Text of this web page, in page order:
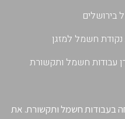
בירושלים
נקודת חשמל למזגן
עבודות חשמל ותקשורת
בעבודות חשמל ותקשורת. את